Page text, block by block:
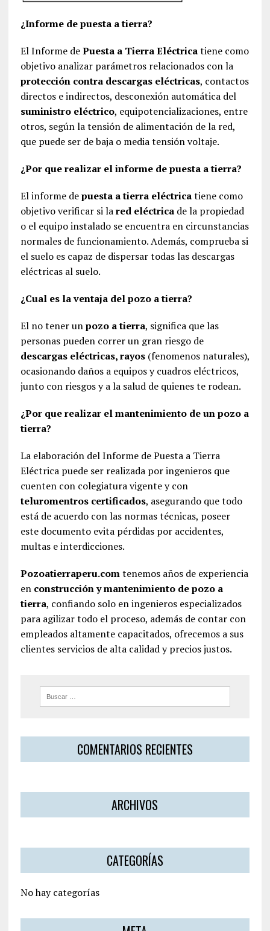
¿Informe de puesta a tierra?
El Informe dePuesta a Tierra Eléctricatiene como
objetivo analizar parámetros relacionados con la
protección contra descargas eléctricas, contactos
directos e indirectos, desconexión automática del
suministro eléctrico, equipotencializaciones, entre
otros, según la tensión de alimentación de la red,
que puede ser de baja o media tensión voltaje.
¿Por que realizar el informe de puesta a tierra?
El informe depuesta a tierra eléctricatiene como
objetivo verificar si lared eléctricade la propiedad
o el equipo instalado se encuentra en circunstancias
normales de funcionamiento. Además, comprueba si
el suelo es capaz de dispersar todas las descargas
eléctricas al suelo.
¿Cual es la ventaja del pozo a tierra?
El no tener unpozo a tierra, significa que las
personas pueden correr un gran riesgo de
descargas eléctricas, rayos(fenomenos naturales),
ocasionando daños a equipos y cuadros eléctricos,
junto con riesgos y a la salud de quienes te rodean.
¿Por que realizar el mantenimiento de un pozo a
tierra?
La elaboración del Informe de Puesta a Tierra
Eléctrica puede ser realizada por ingenieros que
cuenten con colegiatura vigente y con
teluromentros certificados, asegurando que todo
está de acuerdo con las normas técnicas, poseer
este documento evita pérdidas por accidentes,
multas e interdicciones.
Pozoatierraperu.comtenemos años de experiencia
en construcción y mantenimiento de pozo a
tierra, confiando solo en ingenieros especializados
para agilizar todo el proceso, además de contar con
empleados altamente capacitados, ofrecemos a sus
clientes servicios de alta calidad y precios justos.
COMENTARIOS RECIENTES
ARCHIVOS
CATEGORÍAS
No hay categorías